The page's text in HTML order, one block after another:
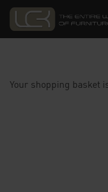
Your shopping basket